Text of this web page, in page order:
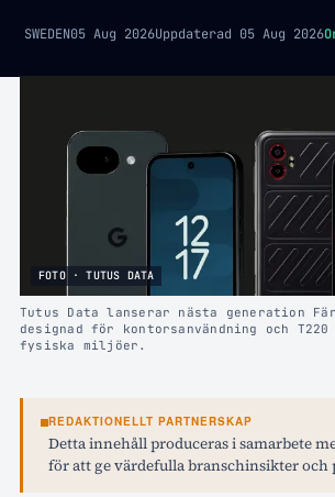
SWEDEN05 Aug 2026Uppdaterad 05 Aug 2026
FOTO · TUTUS DATA
Tutus Data lanserar nästa generation
designad för kontorsanvändning och
fysiska miljöer.
REDAKTIONELLT PARTNERSKAP
Detta innehåll produceras i samarbete
för att ge värdefulla branschinsikter och